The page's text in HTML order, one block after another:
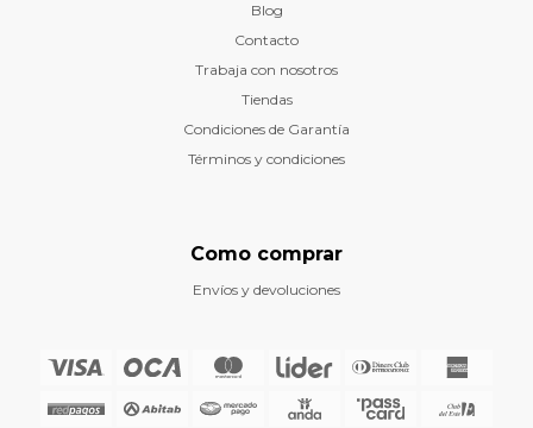
Blog
Contacto
Trabaja con nosotros
Tiendas
Condiciones de Garantía
Términos y condiciones
Como comprar
Envíos y devoluciones